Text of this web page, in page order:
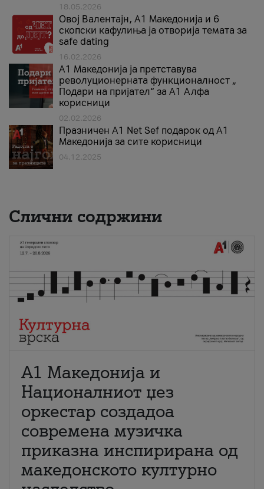
18.05.2026
Овој Валентајн, A1 Македонија и 6
скопски кафулиња ја отворија темата за
safe dating
16.02.2026
А1 Македонија ја претставува
револуционерната функционалност „
Подари на пријател“ за А1 Алфа
корисници
02.02.2026
Празничен A1 Net Sеf подарок од А1
Македонија за сите корисници
04.12.2025
Слични содржини
А1 Македонија и
Националниот џез
оркестар создадоа
современа музичка
приказна инспирирана од
македонското културно